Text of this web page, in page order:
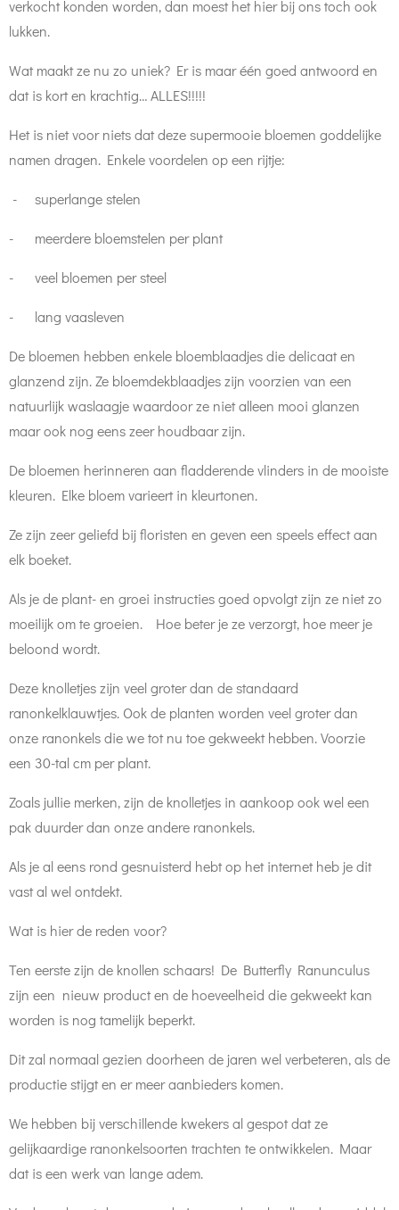
verkocht konden worden, dan moest het hier bij ons toch ook
lukken.
Wat maakt ze nu zo uniek? Er is maar één goed antwoord en
dat is kort en krachtig… ALLES!!!!!
Het is niet voor niets dat deze supermooie bloemen goddelijke
namen dragen. Enkele voordelen op een rijtje:
- superlange stelen
- meerdere bloemstelen per plant
- veel bloemen per steel
- lang vaasleven
De bloemen hebben enkele bloemblaadjes die delicaat en
glanzend zijn. Ze bloemdekblaadjes zijn voorzien van een
natuurlijk waslaagje waardoor ze niet alleen mooi glanzen
maar ook nog eens zeer houdbaar zijn.
De bloemen herinneren aan fladderende vlinders in de mooiste
kleuren. Elke bloem varieert in kleurtonen.
Ze zijn zeer geliefd bij floristen en geven een speels effect aan
elk boeket.
Als je de plant- en groei instructies goed opvolgt zijn ze niet zo
moeilijk om te groeien. Hoe beter je ze verzorgt, hoe meer je
beloond wordt.
Deze knolletjes zijn veel groter dan de standaard
ranonkelklauwtjes. Ook de planten worden veel groter dan
onze ranonkels die we tot nu toe gekweekt hebben. Voorzie
een 30-tal cm per plant.
Zoals jullie merken, zijn de knolletjes in aankoop ook wel een
pak duurder dan onze andere ranonkels.
Als je al eens rond gesnuisterd hebt op het internet heb je dit
vast al wel ontdekt.
Wat is hier de reden voor?
Ten eerste zijn de knollen schaars! De Butterfly Ranunculus
zijn een nieuw product en de hoeveelheid die gekweekt kan
worden is nog tamelijk beperkt.
Dit zal normaal gezien doorheen de jaren wel verbeteren, als de
productie stijgt en er meer aanbieders komen.
We hebben bij verschillende kwekers al gespot dat ze
gelijkaardige ranonkelsoorten trachten te ontwikkelen. Maar
dat is een werk van lange adem.